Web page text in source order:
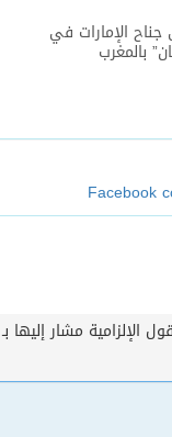
الإمارات في
بالمغرب
Facebook
الإلزامية مشار إليها بـ